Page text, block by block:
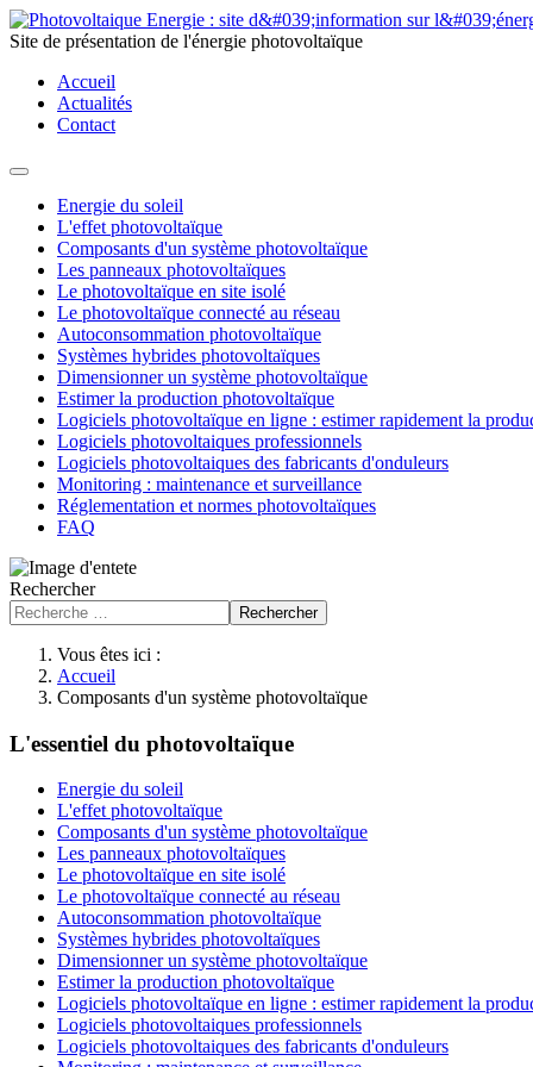
Site de présentation de l'énergie photovoltaïque
Accueil
Actualités
Contact
Energie du soleil
L'effet photovoltaïque
Composants d'un système photovoltaïque
Les panneaux photovoltaïques
Le photovoltaïque en site isolé
Le photovoltaïque connecté au réseau
Autoconsommation photovoltaïque
Systèmes hybrides photovoltaïques
Dimensionner un système photovoltaïque
Estimer la production photovoltaïque
Logiciels photovoltaïque en ligne : estimer rapidement la
Logiciels photovoltaiques professionnels
Logiciels photovoltaiques des fabricants d'onduleurs
Monitoring : maintenance et surveillance
Réglementation et normes photovoltaïques
FAQ
Rechercher
Rechercher
Vous êtes ici :
Accueil
Composants d'un système photovoltaïque
L'essentiel du photovoltaïque
Energie du soleil
L'effet photovoltaïque
Composants d'un système photovoltaïque
Les panneaux photovoltaïques
Le photovoltaïque en site isolé
Le photovoltaïque connecté au réseau
Autoconsommation photovoltaïque
Systèmes hybrides photovoltaïques
Dimensionner un système photovoltaïque
Estimer la production photovoltaïque
Logiciels photovoltaïque en ligne : estimer rapidement la
Logiciels photovoltaiques professionnels
Logiciels photovoltaiques des fabricants d'onduleurs